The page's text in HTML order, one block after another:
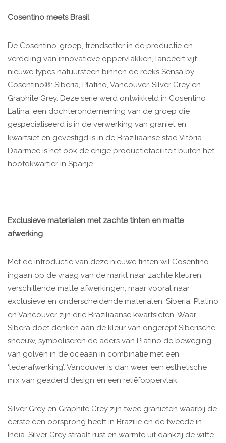
Cosentino meets Brasil
De Cosentino-groep, trendsetter in de productie en
verdeling van innovatieve oppervlakken, lanceert vijf
nieuwe types natuursteen binnen de reeks Sensa by
Cosentino®: Siberia, Platino, Vancouver, Silver Grey en
Graphite Grey. Deze serie werd ontwikkeld in Cosentino
Latina, een dochteronderneming van de groep die
gespecialiseerd is in de verwerking van graniet en
kwartsiet en gevestigd is in de Braziliaanse stad Vitória.
Daarmee is het ook de enige productiefaciliteit buiten het
hoofdkwartier in Spanje.
Exclusieve materialen met zachte tinten en matte
afwerking
Met de introductie van deze nieuwe tinten wil Cosentino
ingaan op de vraag van de markt naar zachte kleuren,
verschillende matte afwerkingen, maar vooral naar
exclusieve en onderscheidende materialen. Siberia, Platino
en Vancouver zijn drie Braziliaanse kwartsieten. Waar
Sibera doet denken aan de kleur van ongerept Siberische
sneeuw, symboliseren de aders van Platino de beweging
van golven in de oceaan in combinatie met een
‘lederafwerking’. Vancouver is dan weer een esthetische
mix van geaderd design en een reliëfoppervlak.
Silver Grey en Graphite Grey zijn twee granieten waarbij de
eerste een oorsprong heeft in Brazilië en de tweede in
India. Silver Grey straalt rust en warmte uit dankzij de witte